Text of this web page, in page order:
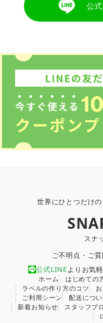
公
世界にひとつだけ
スナ
ご不明点・ご
公式LINEよりお気
ホーム はじめての
ラベルの作り方のコツ
ご利用シーン
配送につ
新着お知らせ
スタッフブ